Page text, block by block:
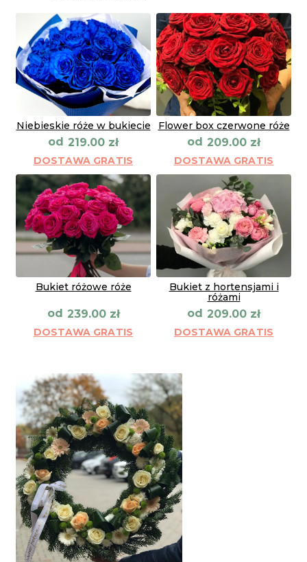
Niebieskie róże w bukiecie
od 219.00 zł
DOSTAWA GRATIS
Flower box czerwone róże
od 209.00 zł
DOSTAWA GRATIS
Bukiet różowe róże
od 239.00 zł
DOSTAWA GRATIS
Bukiet z hortensjami i
różami
od 209.00 zł
DOSTAWA GRATIS